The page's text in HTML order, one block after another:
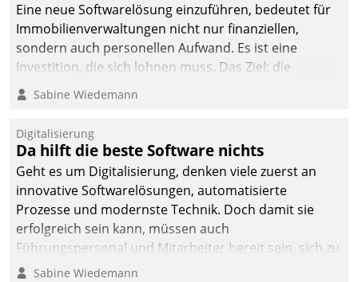
Eine neue Softwarelösung einzuführen, bedeutet für
Immobilienverwaltungen nicht nur finanziellen,
sondern auch personellen Aufwand. Es ist eine
Investition, die sich lohnen muss. Das Ziel: die
nachhaltige Optimierung der Geschäftsabläufe. Damit
dieses Ziel erreicht wird, sollten einige Grundregeln
Sabine Wiedemann
Digitalisierung
Da hilft die beste Software nichts
Geht es um Digitalisierung, denken viele zuerst an
innovative Softwarelösungen, automatisierte
Prozesse und modernste Technik. Doch damit sie
erfolgreich sein kann, müssen auch
Führungspersonal und Mitarbeiter bereit sein, sich zu
verändern und anzupassen, sonst werden sie an ihr
Sabine Wiedemann